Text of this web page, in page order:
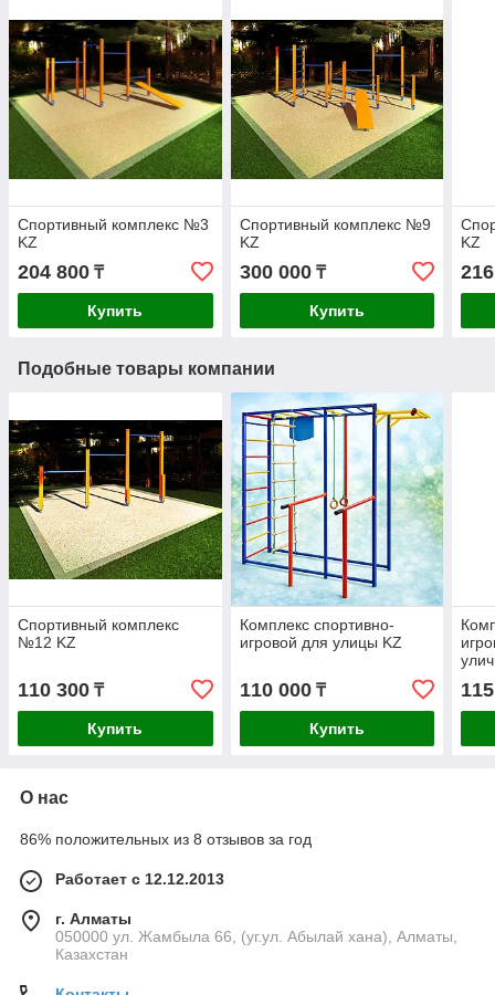
Спортивный комплекс №3
KZ
204 800 ₸
Купить
Спортивный комплекс №9
KZ
300 000₸
Купить
KZ
Подобные товары компании
Спортивный комплекс
№12 KZ
110 300 ₸
Купить
Комплекс спортивно-
игровой для улицы KZ
110 000₸
Купить
О нас
86% положительных из 8 отзывов за год
Работает с 12.12.2013
г. Алматы
050000 ул. Жамбыла 66, (уг.ул. Абылай хана), Алматы,
Казахстан